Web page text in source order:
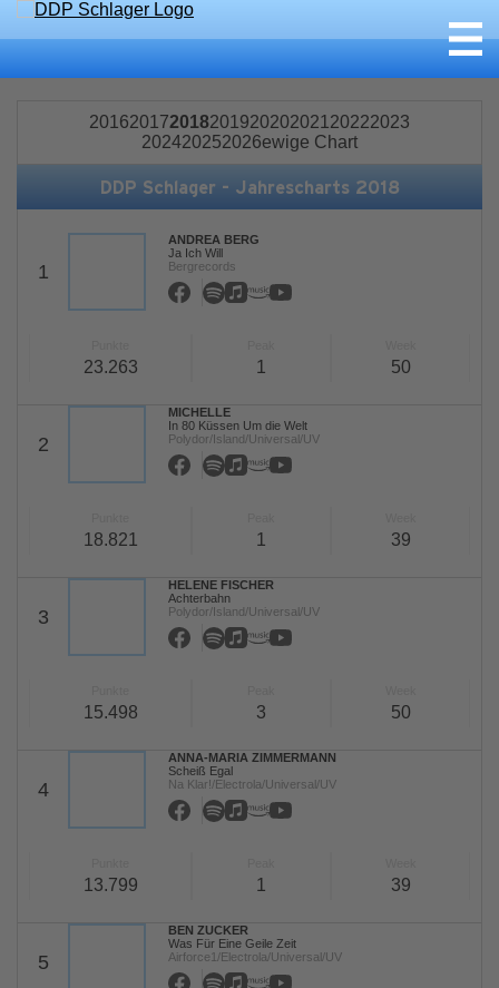
201620172018201920202021 20222023
202420252026ewige Chart
DDP Schlager - Jahrescharts 2018
1
ANDREA BERG
Ja Ich Will
Bergrecords
23.263 1 50
2
MICHELLE
In 80 Küssen Um die Welt
Polydor/Island/Universal/UV
18.821 1 39
3
HELENE FISCHER
Achterbahn
Polydor/Island/Universal/UV
15.498 3 50
4
ANNA-MARIA ZIMMERMANN
Scheiß Egal
Na Klar!/Electrola/Universal/UV
13.799 1 39
5
BEN ZUCKER
Was Für Eine Geile Zeit
Airforce1/Electrola/Universal/UV